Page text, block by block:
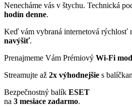
Nenecháme vás v štychu. Technická
hodín denne.
Keď vám vybraná internetová rýchlosť
navýšiť.
Prenajmeme Vám Prémiový Wi-Fi
Streamujte až 2x výhodnejšie s
Bezpečnostný balík ESET
na 3 mesiace zadarmo.